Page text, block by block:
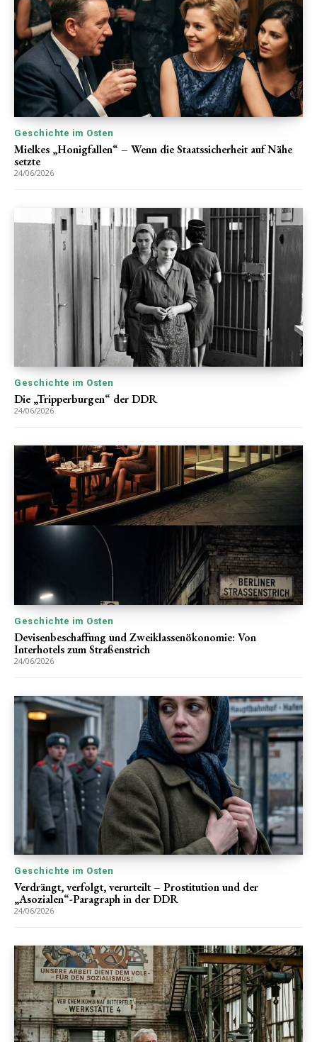
Geschichte im Osten
Mielkes „Honigfallen“ – Wenn die Staatssicherheit auf Nähe
setzte
24/06/2026
Geschichte im Osten
Die „Tripperburgen“ der DDR
24/06/2026
Geschichte im Osten
Devisenbeschaffung und Zweiklassenökonomie: Von
Interhotels zum Straßenstrich
24/06/2026
Geschichte im Osten
Verdrängt, verfolgt, verurteilt – Prostitution und der
„Asozialen“-Paragraph in der DDR
24/06/2026